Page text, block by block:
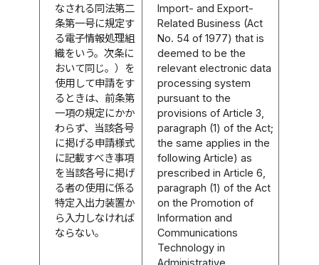
なされる同法第二
条第一号に規定す
る電子情報処理組
織をいう。次条に
おいて同じ。）を
使用して申請をす
るときは、前条第
一項の規定にかか
わらず、当該各号
に掲げる申請様式
に記載すべき事項
を当該各号に掲げ
る者の使用に係る
特定入出力装置か
ら入力しなければ
ならない。
Import- and Export-
Related Business (Act
No. 54 of 1977) that is
deemed to be the
relevant electronic data
processing system
pursuant to the
provisions of Article 3,
paragraph (1) of the Act;
the same applies in the
following Article) as
prescribed in Article 6,
paragraph (1) of the Act
on the Promotion of
Information and
Communications
Technology in
Administrative